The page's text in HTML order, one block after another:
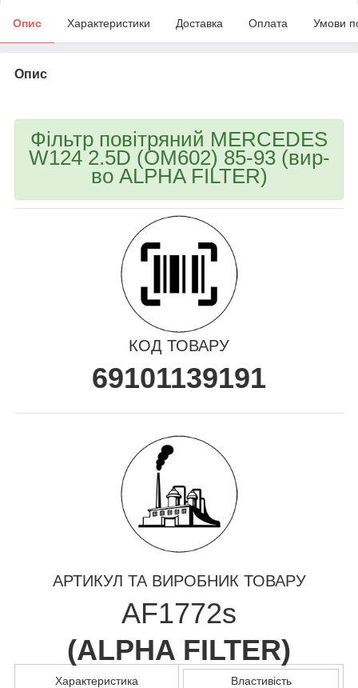
Опис Характеристики Доставка Оплата Умови
Опис
Фільтр повітряний MERCEDES
W124 2.5D (OM602) 85-93 (вир-
во ALPHA FILTER)
КОД ТОВАРУ
69101139191
АРТИКУЛ ТА ВИРОБНИК ТОВАРУ
AF1772s
(ALPHA FILTER)
Характеристика Властивість